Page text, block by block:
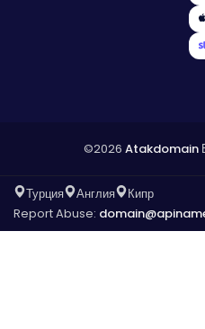
©2026 Atakdomain
Турция Англия
Кипр
Report Abuse: